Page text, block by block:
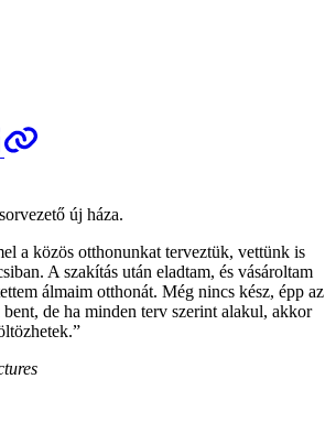
új háza.
a közös otthonunkat terveztük, vettünk is
A szakítás után eladtam, és vásároltam
­álmaim otthonát. Még nincs kész, épp az
de ha minden terv szerint alakul, akkor